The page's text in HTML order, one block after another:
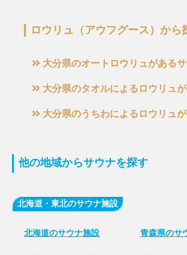
ロウリュ（アウフグース）から
大分県のオートロウリュがある
大分県のタオルによるロウリュ
大分県のうちわによるロウリュ
他の地域からサウナを探す
北海道・東北のサウナ施設
北海道のサウナ施設 青森県のサ